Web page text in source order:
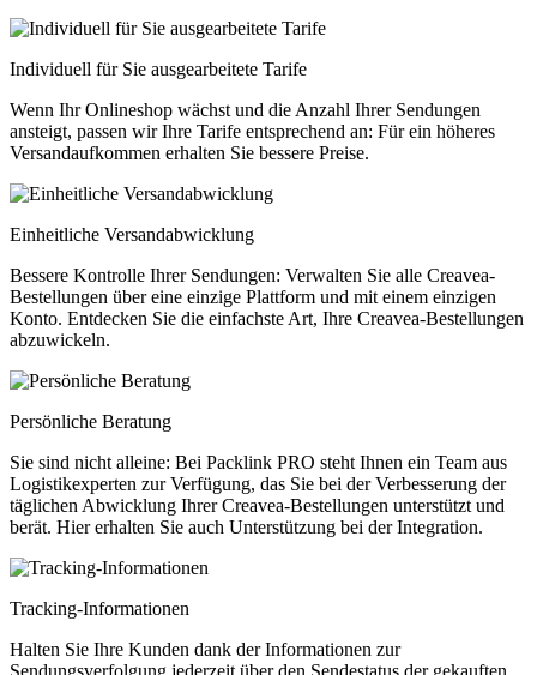
Individuell für Sie ausgearbeitete Tarife
Wenn Ihr Onlineshop wächst und die Anzahl Ihrer Sendungen
ansteigt, passen wir Ihre Tarife entsprechend an: Für ein höheres
Versandaufkommen erhalten Sie bessere Preise.
Einheitliche Versandabwicklung
Bessere Kontrolle Ihrer Sendungen: Verwalten Sie alle Creavea-
Bestellungen über eine einzige Plattform und mit einem einzigen
Konto. Entdecken Sie die einfachste Art, Ihre Creavea-Bestellungen
abzuwickeln.
Persönliche Beratung
Sie sind nicht alleine: Bei Packlink PRO steht Ihnen ein Team aus
Logistikexperten zur Verfügung, das Sie bei der Verbesserung der
täglichen Abwicklung Ihrer Creavea-Bestellungen unterstützt und
berät. Hier erhalten Sie auch Unterstützung bei der Integration.
Tracking-Informationen
Halten Sie Ihre Kunden dank der Informationen zur